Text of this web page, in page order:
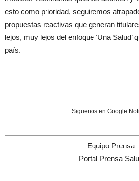
esto como prioridad, seguiremos
propuestas reactivas que generan
lejos, muy lejos del enfoque ‘Una Salud’
país.
Síguenos en Google
Equipo Prensa
Portal Prensa